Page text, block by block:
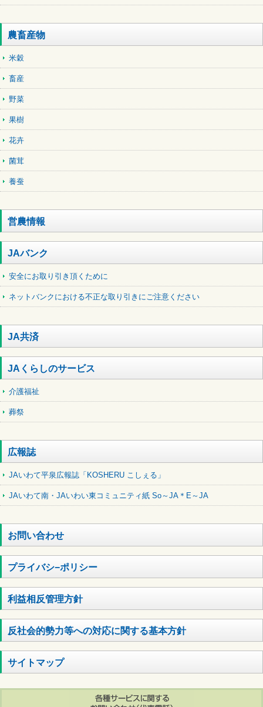
農畜産物
米穀
畜産
野菜
果樹
花卉
菌茸
養蚕
営農情報
JAバンク
安全にお取り引き頂くために
ネットバンクにおける不正な取り引きにご注意ください
JA共済
JAくらしのサービス
介護福祉
葬祭
広報誌
JAいわて平泉広報誌「KOSHERU こしぇる」
JAいわて南・JAいわい東コミュニティ紙 So～JA＊E～JA
お問い合わせ
プライバシ−ポリシー
利益相反管理方針
反社会的勢力等への対応に関する基本方針
サイトマップ